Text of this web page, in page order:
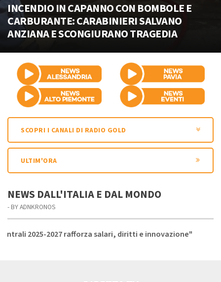
INCENDIO IN CAPANNO CON BOMBOLE E
CARBURANTE: CARABINIERI SALVANO
ANZIANA E SCONGIURANO TRAGEDIA
SCOPRI I CANALI DI RADIO GOLD
ULTIM'ORA
NEWS DALL'ITALIA E DAL MONDO
- BY ADNKRONOS
rafforza salari, diritti e innovazione" Palermo: